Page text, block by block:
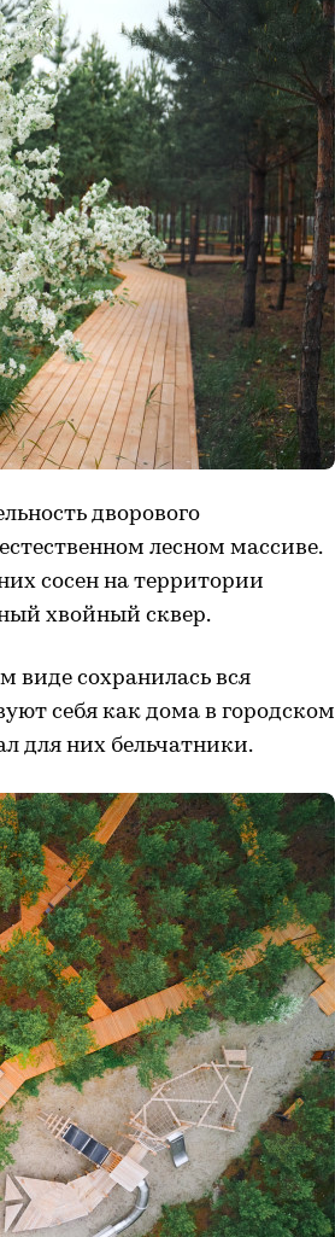
дворового
лесном массиве.
сосен на территории
хвойный сквер.
виде сохранилась вся
себя как дома в городском
для них бельчатники.